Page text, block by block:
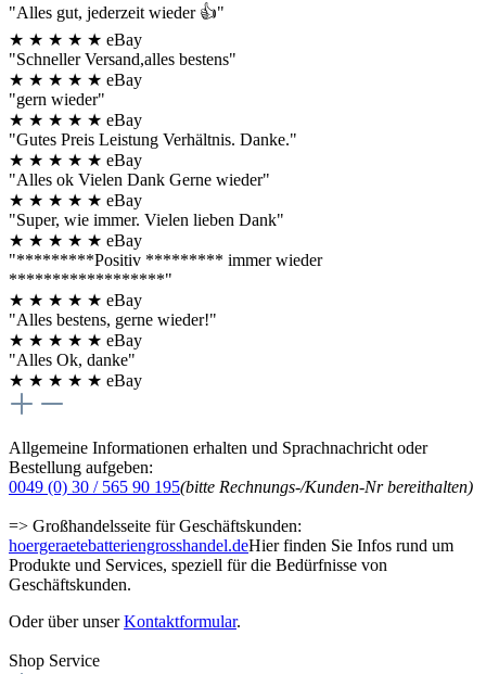
"Alles gut, jederzeit wieder 👍"
★ ★ ★ ★ ★ eBay
"Schneller Versand,alles bestens"
★ ★ ★ ★ ★ eBay
"gern wieder"
★ ★ ★ ★ ★ eBay
"Gutes Preis Leistung Verhältnis. Danke."
★ ★ ★ ★ ★ eBay
"Alles ok Vielen Dank Gerne wieder"
★ ★ ★ ★ ★ eBay
"Super, wie immer. Vielen lieben Dank"
★ ★ ★ ★ ★ eBay
"*********Positiv ********* immer wieder
******************"
★ ★ ★ ★ ★ eBay
"Alles bestens, gerne wieder!"
★ ★ ★ ★ ★ eBay
"Alles Ok, danke"
★ ★ ★ ★ ★ eBay
Allgemeine Informationen erhalten und Sprachnachricht oder
Bestellung aufgeben:
0049 (0) 30 / 565 90 195(bitte Rechnungs-/Kunden-Nr bereithalten)
=> Großhandelsseite für Geschäftskunden:
hoergeraetebatteriengrosshandel.deHier finden Sie Infos rund um
Produkte und Services, speziell für die Bedürfnisse von
Geschäftskunden.
Oder über unserKontaktformular.
Shop Service